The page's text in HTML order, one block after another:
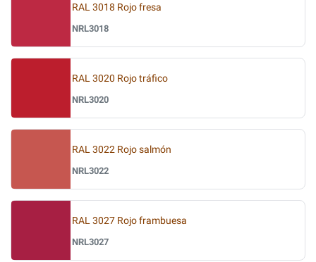
RAL 3018 Rojo fresa
NRL3018
RAL 3020 Rojo tráfico
NRL3020
RAL 3022 Rojo salmón
NRL3022
RAL 3027 Rojo frambuesa
NRL3027